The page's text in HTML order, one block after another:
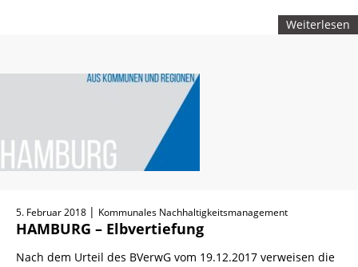
Weiterlesen
5. Februar 2018 | Kommunales Nachhaltigkeitsmanagement
HAMBURG – Elbvertiefung
Nach dem Urteil des BVerwG vom 19.12.2017 verweisen die